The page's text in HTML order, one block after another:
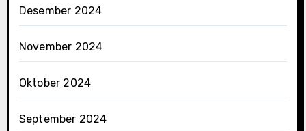
Desember 2024
November 2024
Oktober 2024
September 2024